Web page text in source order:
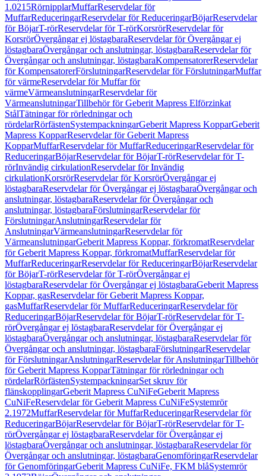
1.0215RörnipplarMuffarReservdelar för
MuffarReduceringarReservdelar för ReduceringarBöjarReservdelar
för BöjarT-rörReservdelar för T-rörKorsrörReservdelar för
KorsrörÖvergångar ej löstagbaraReservdelar för Övergångar ej
löstagbaraÖvergångar och anslutningar, löstagbaraReservdelar för
Övergångar och anslutningar, löstagbaraKompensatorerReservdelar
för KompensatorerFörslutningarReservdelar för FörslutningarMuffar
för värmeReservdelar för Muffar för
värmeVärmeanslutningarReservdelar för
VärmeanslutningarTillbehör för Geberit Mapress Elförzinkat
StålTätningar för rörledningar och
rördelarRörfästenSystempackningarGeberit Mapress KopparGeberit
Mapress KopparReservdelar för Geberit Mapress
KopparMuffarReservdelar för MuffarReduceringarReservdelar för
ReduceringarBöjarReservdelar för BöjarT-rörReservdelar för T-
rörInvändig cirkulationReservdelar för Invändig
cirkulationKorsrörReservdelar för KorsrörÖvergångar ej
löstagbaraReservdelar för Övergångar ej löstagbaraÖvergångar och
anslutningar, löstagbaraReservdelar för Övergångar och
anslutningar, löstagbaraFörslutningarReservdelar för
FörslutningarAnslutningarReservdelar för
AnslutningarVärmeanslutningarReservdelar för
VärmeanslutningarGeberit Mapress Koppar, förkromatReservdelar
för Geberit Mapress Koppar, förkromatMuffarReservdelar för
MuffarReduceringarReservdelar för ReduceringarBöjarReservdelar
för BöjarT-rörReservdelar för T-rörÖvergångar ej
löstagbaraReservdelar för Övergångar ej löstagbaraGeberit Mapress
Koppar, gasReservdelar för Geberit Mapress Koppar,
gasMuffarReservdelar för MuffarReduceringarReservdelar för
ReduceringarBöjarReservdelar för BöjarT-rörReservdelar för T-
rörÖvergångar ej löstagbaraReservdelar för Övergångar ej
löstagbaraÖvergångar och anslutningar, löstagbaraReservdelar för
Övergångar och anslutningar, löstagbaraFörslutningarReservdelar
för FörslutningarAnslutningarReservdelar för AnslutningarTillbehör
för Geberit Mapress KopparTätningar för rörledningar och
rördelarRörfästenSystempackningarSet skruv för
flänskopplingarGeberit Mapress CuNiFeGeberit Mapress
CuNiFeReservdelar för Geberit Mapress CuNiFeSystemrör
2.1972MuffarReservdelar för MuffarReduceringarReservdelar för
ReduceringarBöjarReservdelar för BöjarT-rörReservdelar för T-
rörÖvergångar ej löstagbaraReservdelar för Övergångar ej
löstagbaraÖvergångar och anslutningar, löstagbaraReservdelar för
Övergångar och anslutningar, löstagbaraGenomföringarReservdelar
för GenomföringarGeberit Mapress CuNiFe, FKM blåSystemrör